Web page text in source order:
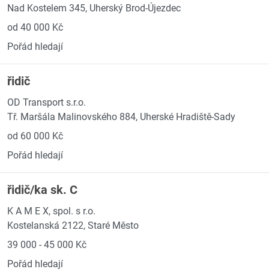
Nad Kostelem 345, Uherský Brod-Újezdec
od 40 000 Kč
Pořád hledají
řidič
OD Transport s.r.o.
Tř. Maršála Malinovského 884, Uherské Hradiště-Sady
od 60 000 Kč
Pořád hledají
řidič/ka sk. C
K A M E X, spol. s r.o.
Kostelanská 2122, Staré Město
39 000 - 45 000 Kč
Pořád hledají